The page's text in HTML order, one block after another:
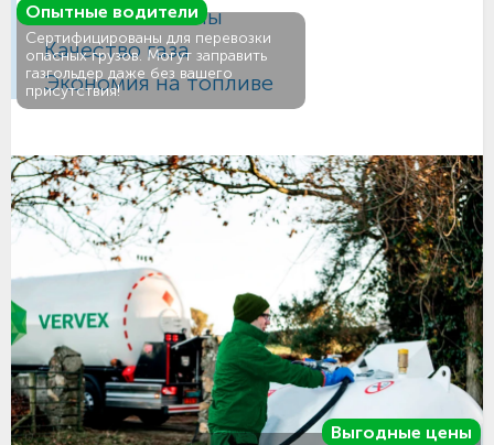
Газовые баллоны
Качество газа
Экономия на топливе
Опытные водители
Сертифицированы для перевозки
опасных грузов. Могут заправить
газгольдер даже без вашего
присутствия!
Выгодные цены